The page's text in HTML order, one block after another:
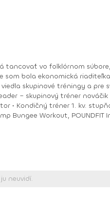
vo folklórnom
skupinové tréningy a
di_hochi, Facebook: Diana Hô Chí Facebook